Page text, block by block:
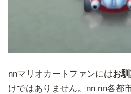
nnマリオカートファンにはお
けではありません。nn nn各都